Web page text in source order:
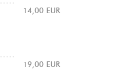
14,00 EUR
19,00 EUR